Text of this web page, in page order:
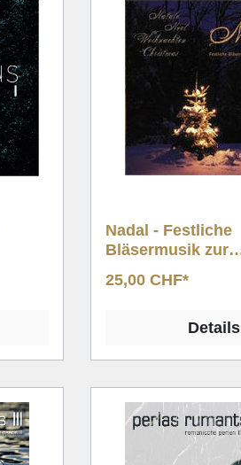
Nadal - Festliche
Bläsermusik zur
25,00 CHF*
Details